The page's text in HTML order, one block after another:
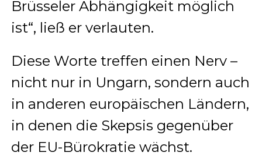
Brüsseler Abhängigkeit möglich
ist“, ließ er verlauten.
Diese Worte treffen einen Nerv –
nicht nur in Ungarn, sondern auch
in anderen europäischen Ländern,
in denen die Skepsis gegenüber
der EU-Bürokratie wächst.